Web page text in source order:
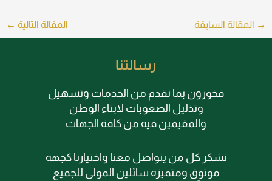
→ المقالة السابقة المقالة التالية ←
رسالتنا
فخورون بما نقدم من الخدمات وتسهيل
وتذليل الصعوبات لابناء الوطن
والمقيمين فيه من كافة الجهات
نشكر كل من يتواصل معنا واختيارنا كجهة
موثوق ومتميزة سائلين المولى للجميع